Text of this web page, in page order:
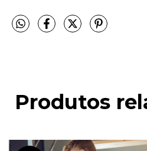
Produtos